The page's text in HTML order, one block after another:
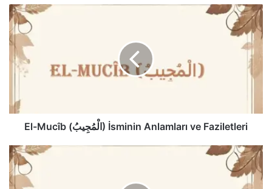
El-
Mucîb
(الْمُجِيبُ)
İsminin
Anlamları
ve
El-Mucîb (الْمُجِيبُ) İsminin Anlamları ve Faziletleri
El-
Hakîm
(الْحَكِيمُ)